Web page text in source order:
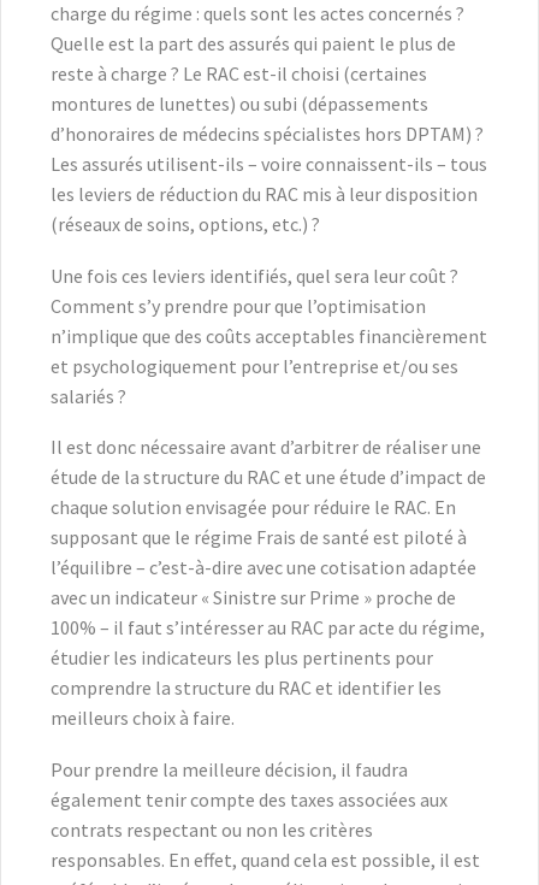
charge du régime : quels sont les actes concernés ?
Quelle est la part des assurés qui paient le plus de
reste à charge ? Le RAC est-il choisi (certaines
montures de lunettes) ou subi (dépassements
d’honoraires de médecins spécialistes hors DPTAM) ?
Les assurés utilisent-ils – voire connaissent-ils – tous
les leviers de réduction du RAC mis à leur disposition
(réseaux de soins, options, etc.) ?
Une fois ces leviers identifiés, quel sera leur coût ?
Comment s’y prendre pour que l’optimisation
n’implique que des coûts acceptables financièrement
et psychologiquement pour l’entreprise et/ou ses
salariés ?
Il est donc nécessaire avant d’arbitrer de réaliser une
étude de la structure du RAC et une étude d’impact de
chaque solution envisagée pour réduire le RAC. En
supposant que le régime Frais de santé est piloté à
l’équilibre – c’est-à-dire avec une cotisation adaptée
avec un indicateur « Sinistre sur Prime » proche de
100% – il faut s’intéresser au RAC par acte du régime,
étudier les indicateurs les plus pertinents pour
comprendre la structure du RAC et identifier les
meilleurs choix à faire.
Pour prendre la meilleure décision, il faudra
également tenir compte des taxes associées aux
contrats respectant ou non les critères
responsables. En effet, quand cela est possible, il est